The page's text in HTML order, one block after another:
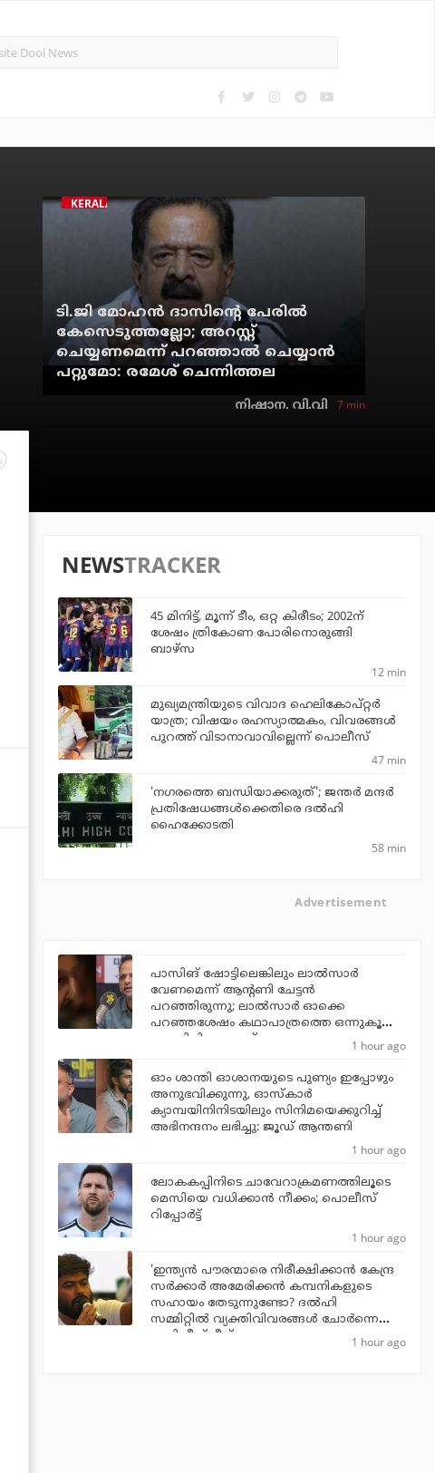
KERALA
ടി.ജി മോഹന്‍ ദാസിന്റെ പേരില്‍
കേസെടുത്തല്ലോ; അറസ്റ്റ്
ചെയ്യണമെന്ന് പറഞ്ഞാല്‍ ചെയ്യാന്‍
പറ്റുമോ: രമേശ് ചെന്നിത്തല
നിഷാന. വി.വി 7 min
NEWSTRACKER
45 മിനിട്ട്, മൂന്ന് ടീം, ഒറ്റ കിരീടം; 2002ന്
ശേഷം ത്രികോണ പോരിനൊരുങ്ങി
ബാഴ്‌സ
12 min
മുഖ്യമന്ത്രിയുടെ വിവാദ ഹെലികോപ്റ്റര്‍
യാത്ര; വിഷയം രഹസ്യാത്മകം, വിവരങ്ങള്‍
പുറത്ത് വിടാനാവാവില്ലെന്ന് പൊലീസ്
47 min
'നഗരത്തെ ബന്ധിയാക്കരുത്'; ജന്തര്‍ മന്ദര്‍
പ്രതിഷേധങ്ങള്‍ക്കെതിരെ ദല്‍ഹി
ഹൈക്കോടതി
58 min
Advertisement
പാസിങ് ഷോട്ടിലെങ്കിലും ലാല്‍സാര്‍
വേണമെന്ന് ആന്റണി ചേട്ടന്‍
പറഞ്ഞിരുന്നു; ലാല്‍സാര്‍ ഓക്കെ
പറഞ്ഞശേഷം കഥാപാത്രത്തെ ഒന്നുകൂടി
പൊലിപ്പിച്ചു: ജൂഡ്
1 hour ago
ഓം ശാന്തി ഓശാനയുടെ പുണ്യം ഇപ്പോഴും
അനുഭവിക്കുന്നു, ഓസ്കാർ
ക്യാമ്പയിനിനിടയിലും സിനിമയെക്കുറിച്ച്
അഭിനന്ദനം ലഭിച്ചു: ജൂഡ് ആന്തണി
1 hour ago
ലോകകപ്പിനിടെ ചാവേറാക്രമണത്തിലൂടെ
മെസിയെ വധിക്കാന്‍ നീക്കം; പൊലീസ്
റിപ്പോര്‍ട്ട്
1 hour ago
'ഇന്ത്യന്‍ പൗരന്മാരെ നിരീക്ഷിക്കാന്‍ കേന്ദ്ര
സര്‍ക്കാര്‍ അമേരിക്കന്‍ കമ്പനികളുടെ
സഹായം തേടുന്നുണ്ടോ? ദല്‍ഹി
സമ്മിറ്റില്‍ വ്യക്തിവിവരങ്ങള്‍ ചോര്‍ന്നെന്ന്
അഭിജീത് ദീപ്‌കെ
1 hour ago